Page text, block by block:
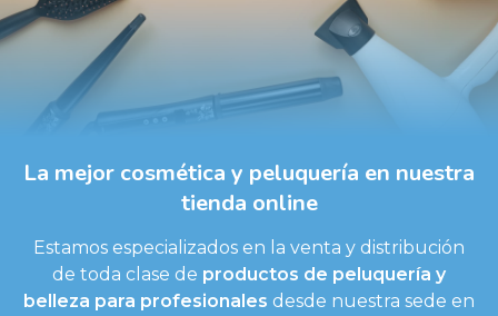
La mejor cosmética y peluquería en nuestra
tienda online
Estamos especializados en la venta y distribución
de toda clase de productos de peluquería y
belleza para profesionales desde nuestra sede en